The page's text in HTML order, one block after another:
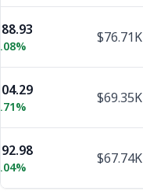
$76.71K
$69.35K
$67.74K